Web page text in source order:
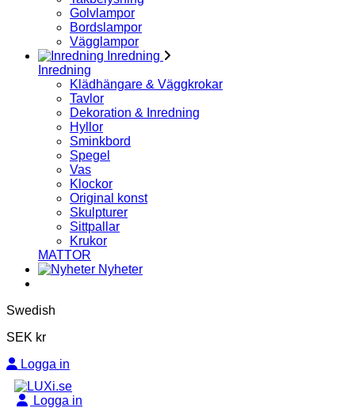
Golvlampor
Bordslampor
Vägglampor
Inredning
Inredning
Klädhängare & Väggkrokar
Tavlor
Dekoration & Inredning
Hyllor
Sminkbord
Spegel
Vas
Klockor
Original konst
Skulpturer
Sittpallar
Krukor
MATTOR
Nyheter
Swedish
SEK kr
Logga in
Logga in